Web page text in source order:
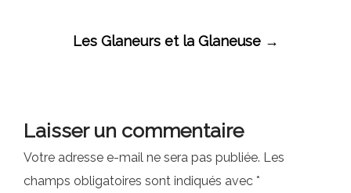
articles
Les Glaneurs et la Glaneuse →
Laisser un commentaire
Votre adresse e-mail ne sera pas publiée. Les
champs obligatoires sont indiqués avec *